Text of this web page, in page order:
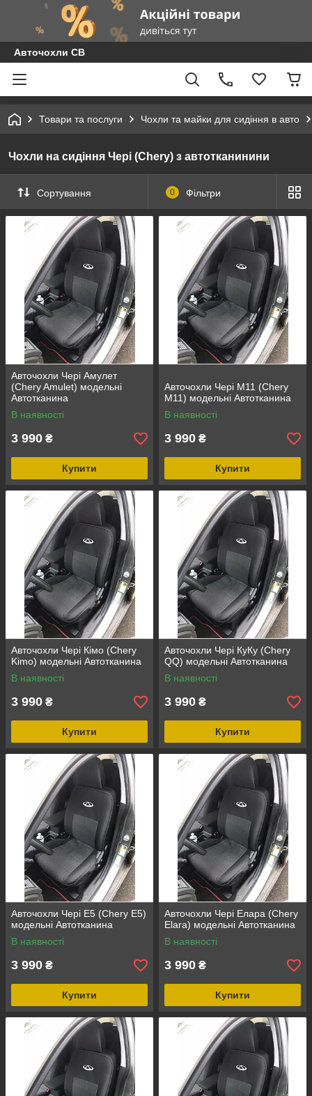
Авточохли СВ
Товари та послуги Чохли та майки для сидіння в авто
Чохли на сидіння Чері (Chery) з автотканинини
Сортування 0 Фільтри
Авточохли Чері Амулет
(Chery Amulet) модельні
Автотканина
В наявності
3 990 ₴
Купити
Авточохли Чері М11 (Chery
M11) модельні Автотканина
В наявності
3 990 ₴
Купити
Авточохли Чері Кімо (Chery
Kimo) модельні Автотканина
В наявності
3 990 ₴
Купити
Авточохли Чері КуКу (Chery
QQ) модельні Автотканина
В наявності
3 990 ₴
Купити
Авточохли Чері Е5 (Chery E5)
модельні Автотканина
В наявності
3 990 ₴
Купити
Авточохли Чері Елара (Chery
Elara) модельні Автотканина
В наявності
3 990 ₴
Купити